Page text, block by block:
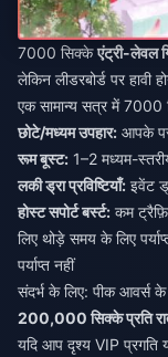
7000 सिक्केएंट्री-लेवल
लेकिन लीडरबोर्ड पर हावी
एक सामान्य सत्र में 7000
छोटे/मध्यम उपहार: आपके
रूम बूस्ट: 1–2 मध्यम-
लकी ड्रा प्रविष्टियाँ: इवेंट
होस्ट सपोर्ट बर्स्ट: कम
लिए थोड़े समय के लिए
पर्याप्त नहीं
संदर्भ के लिए: पीक आवर्स के
200,000 सिक्के प्रति
यदि आप दृश्य VIP प्रगति